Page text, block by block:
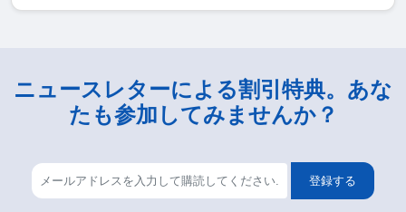
ニュースレターによる割引特典。あな
たも参加してみませんか？
登録する